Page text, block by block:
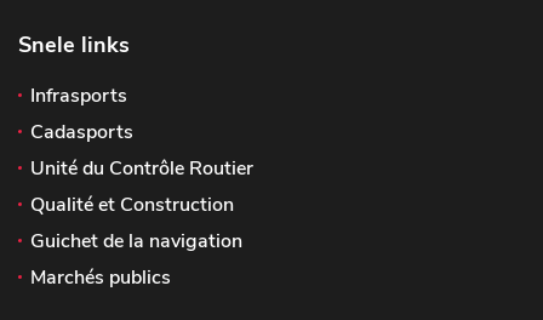
Snele links
Infrasports
Cadasports
Unité du Contrôle Routier
Qualité et Construction
Guichet de la navigation
Marchés publics